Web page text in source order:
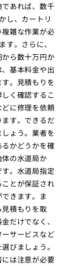
あれば、数千
し、カートリ
雑な作業が必
。さらに、
ら数十万円か
基本料金や出
。見積もりを
く確認するこ
に修理を依頼
す。できるだ
ょう。業者を
かどうかを確
の水道局か
。水道局指定
とが保証され
きます。ま
積もりを取
だけでなく、
サービスなど
びましょう。
は注意が必要